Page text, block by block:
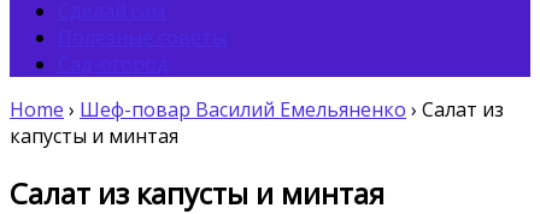
Home › Шеф-повар Василий Емельяненко › Салат из
капусты и минтая
Салат из капусты и минтая